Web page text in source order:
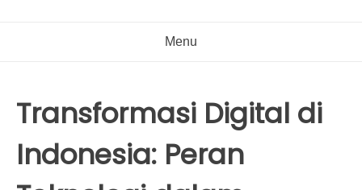
Menu
Transformasi Digital di
Indonesia: Peran